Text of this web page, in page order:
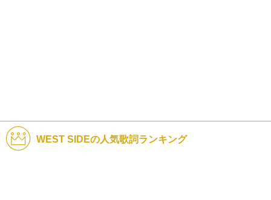
WEST SIDEの人気歌詞ランキング